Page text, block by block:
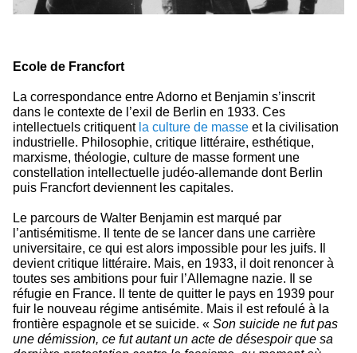
Ecole de Francfort
La correspondance entre Adorno et Benjamin s’inscrit
dans le contexte de l’exil de Berlin en 1933. Ces
intellectuels critiquent la culture de masse et la civilisation
industrielle. Philosophie, critique littéraire, esthétique,
marxisme, théologie, culture de masse forment une
constellation intellectuelle judéo-allemande dont Berlin
puis Francfort deviennent les capitales.
Le parcours de Walter Benjamin est marqué par
l’antisémitisme. Il tente de se lancer dans une carrière
universitaire, ce qui est alors impossible pour les juifs. Il
devient critique littéraire. Mais, en 1933, il doit renoncer à
toutes ses ambitions pour fuir l’Allemagne nazie. Il se
réfugie en France. Il tente de quitter le pays en 1939 pour
fuir le nouveau régime antisémite. Mais il est refoulé à la
frontière espagnole et se suicide. « Son suicide ne fut pas
une démission, ce fut autant un acte de désespoir que sa